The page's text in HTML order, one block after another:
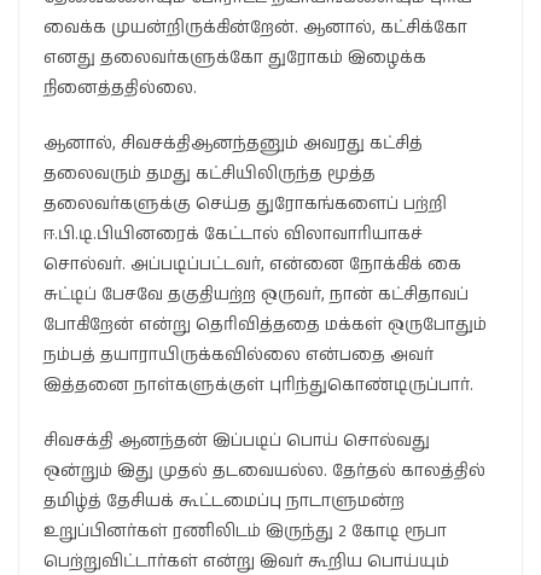
வைக்க முயன்றிருக்கின்றேன். ஆனால், கட்சிக்கோ
எனது தலைவர்களுக்கோ துரோகம் இழைக்க
நினைத்ததில்லை.
ஆனால், சிவசக்திஆனந்தனும் அவரது கட்சித்
தலைவரும் தமது கட்சியிலிருந்த மூத்த
தலைவர்களுக்கு செய்த துரோகங்களைப் பற்றி
ஈ.பி.டி.பியினரைக் கேட்டால் விலாவாரியாகச்
சொல்வர். அப்படிப்பட்டவர், என்னை நோக்கிக் கை
சுட்டிப் பேசவே தகுதியற்ற ஒருவர், நான் கட்சிதாவப்
போகிறேன் என்று தெரிவித்ததை மக்கள் ஒருபோதும்
நம்பத் தயாராயிருக்கவில்லை என்பதை அவர்
இத்தனை நாள்களுக்குள் புரிந்துகொண்டிருப்பார்.
சிவசக்தி ஆனந்தன் இப்படிப் பொய் சொல்வது
ஒன்றும் இது முதல் தடவையல்ல. தேர்தல் காலத்தில்
தமிழ்த் தேசியக் கூட்டமைப்பு நாடாளுமன்ற
உறுப்பினர்கள் ரணிலிடம் இருந்து 2 கோடி ரூபா
பெற்றுவிட்டார்கள் என்று இவர் கூறிய பொய்யும்